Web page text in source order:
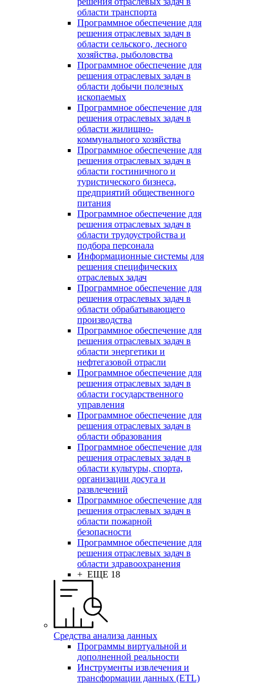
области транспорта
Программное обеспечение для
решения отраслевых задач в
области сельского, лесного
хозяйства, рыболовства
Программное обеспечение для
решения отраслевых задач в
области добычи полезных
ископаемых
Программное обеспечение для
решения отраслевых задач в
области жилищно-
коммунального хозяйства
Программное обеспечение для
решения отраслевых задач в
области гостиничного и
туристического бизнеса,
предприятий общественного
питания
Программное обеспечение для
решения отраслевых задач в
области трудоустройства и
подбора персонала
Информационные системы для
решения специфических
отраслевых задач
Программное обеспечение для
решения отраслевых задач в
области обрабатывающего
производства
Программное обеспечение для
решения отраслевых задач в
области энергетики и
нефтегазовой отрасли
Программное обеспечение для
решения отраслевых задач в
области государственного
управления
Программное обеспечение для
решения отраслевых задач в
области образования
Программное обеспечение для
решения отраслевых задач в
области культуры, спорта,
организации досуга и
развлечений
Программное обеспечение для
решения отраслевых задач в
области пожарной
безопасности
Программное обеспечение для
решения отраслевых задач в
области здравоохранения
+ ЕЩЕ 18
Средства анализа данных
Программы виртуальной и
дополненной реальности
Инструменты извлечения и
трансформации данных (ETL)